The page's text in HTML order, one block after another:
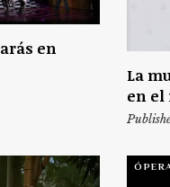
en
La
en el